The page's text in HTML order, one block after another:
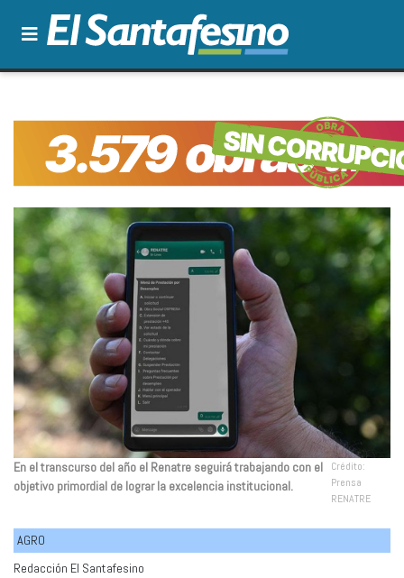
En el transcurso del año el Renatre seguirá trabajando con el
objetivo primordial de lograr la excelencia institucional.
Crédito:
Prensa
RENATRE
AGRO
Redacción El Santafesino